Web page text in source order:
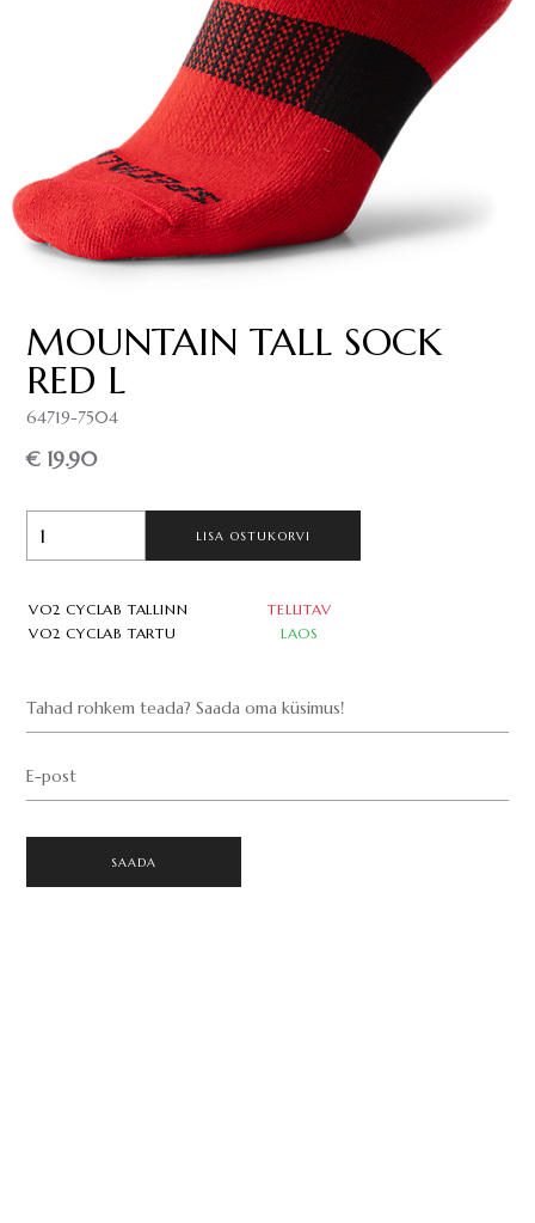
MOUNTAIN TALL SOCK
RED L
64719-7504
€ 19.90
LISA OSTUKORVI
VO2 CYCLAB TALLINN
TELLITAV
VO2 CYCLAB TARTU
LAOS
Tahad rohkem teada? Saada oma küsimus!
E-post
SAADA